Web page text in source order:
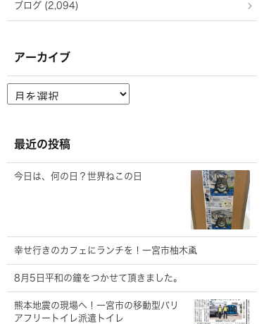
ブログ (2,094)
アーカイブ
ー
ブ
最近の投稿
今日は、何の日？世界ねこの日
幸せ行きのカフェにランチを！一宮市柚木颪
8月5日平和の鐘をつかせて頂きました。
熊本地震の現場へ！一宮市の移動型バリ
アフリートイレ派遣トイレ